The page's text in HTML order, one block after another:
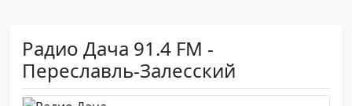
Радио Дача 91.4 FM -
Переславль-Залесский